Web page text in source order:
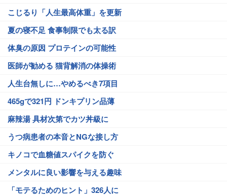
こじるり「人生最高体重」を更新
夏の寝不足 食事制限でも太る訳
体臭の原因 プロテインの可能性
医師が勧める 猫背解消の体操術
人生台無しに…やめるべき7項目
465gで321円 ドンキプリン品薄
麻辣湯 具材次第でカツ丼級に
うつ病患者の本音とNGな接し方
キノコで血糖値スパイクを防ぐ
メンタルに良い影響を与える趣味
「モテるためのヒント」326人に